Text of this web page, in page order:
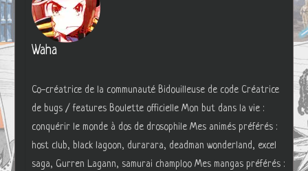
Waha
Co-créatrice de la communauté Bidouilleuse de code Créatrice
de bugs / features Boulette officielle Mon but dans la vie :
conquérir le monde à dos de drosophile Mes animés préférés :
host club, black lagoon, durarara, deadman wonderland, excel
saga, Gurren Lagann, samurai champloo Mes mangas préférés :